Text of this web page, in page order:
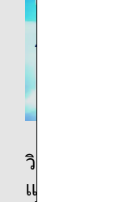
วิดีโอสาธิตค
และการลงจา